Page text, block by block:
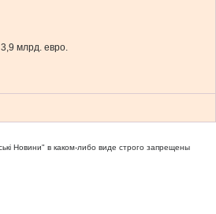
млрд. евро.
Новини" в каком-либо виде строго запрещены